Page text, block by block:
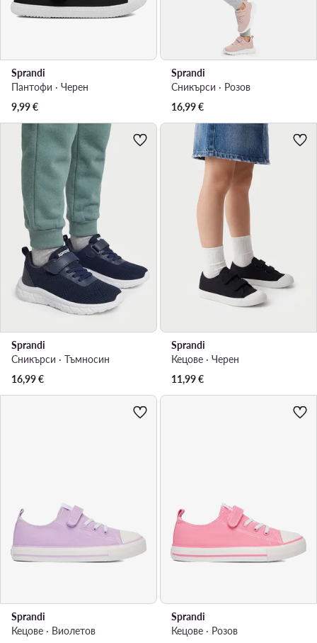
Sprandi
Пантофи · Черен
9,99€
Sprandi
Сникърси · Розов
16,99€
Sprandi
Сникърси · Тъмносин
16,99€
Sprandi
Кецове · Черен
11,99€
Sprandi
Кецове · Виолетов
Sprandi
Кецове · Розов